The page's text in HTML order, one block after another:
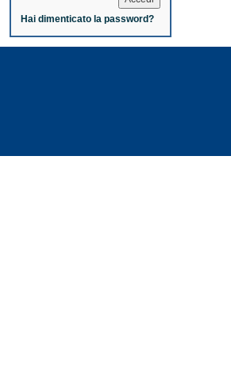
Hai dimenticato la password?